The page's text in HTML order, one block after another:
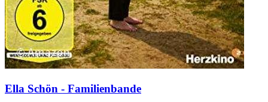
Ella Schön - Familienbande